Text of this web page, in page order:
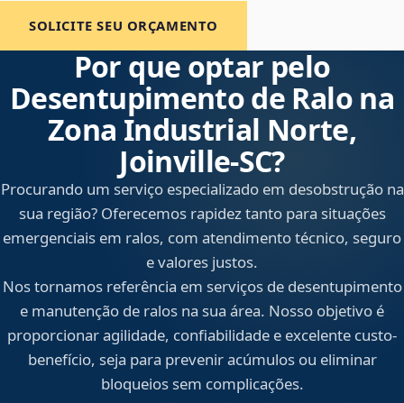
SOLICITE SEU ORÇAMENTO
Por que optar pelo
Desentupimento de Ralo na
Zona Industrial Norte,
Joinville‑SC?
Procurando um serviço especializado em desobstrução na
sua região? Oferecemos rapidez tanto para situações
emergenciais em ralos, com atendimento técnico, seguro
e valores justos.
Nos tornamos referência em serviços de desentupimento
e manutenção de ralos na sua área. Nosso objetivo é
proporcionar agilidade, confiabilidade e excelente custo-
benefício, seja para prevenir acúmulos ou eliminar
bloqueios sem complicações.